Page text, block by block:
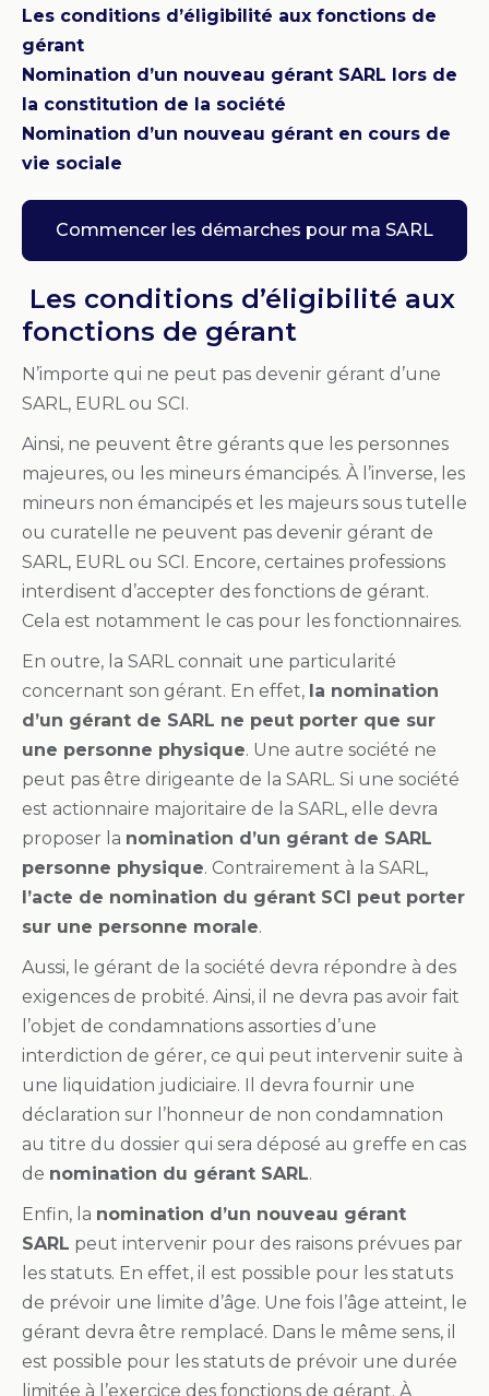
Les conditions d’éligibilité aux fonctions de
gérant
Nomination d’un nouveau gérant SARL lors de
la constitution de la société
Nomination d’un nouveau gérant en cours de
vie sociale
Commencer les démarches pour ma SARL
Les conditions d’éligibilité aux
fonctions de gérant
N’importe qui ne peut pas devenir gérant d’une
SARL, EURL ou SCI.
Ainsi, ne peuvent être gérants que les personnes
majeures, ou les mineurs émancipés. À l’inverse, les
mineurs non émancipés et les majeurs sous tutelle
ou curatelle ne peuvent pas devenir gérant de
SARL, EURL ou SCI. Encore, certaines professions
interdisent d’accepter des fonctions de gérant.
Cela est notamment le cas pour les fonctionnaires.
En outre, la SARL connait une particularité
concernant son gérant. En effet, la nomination
d’un gérant de SARL ne peut porter que sur
une personne physique. Une autre société ne
peut pas être dirigeante de la SARL. Si une société
est actionnaire majoritaire de la SARL, elle devra
proposer la nomination d’un gérant de SARL
personne physique. Contrairement à la SARL,
l’acte de nomination du gérant SCI peut porter
sur une personne morale.
Aussi, le gérant de la société devra répondre à des
exigences de probité. Ainsi, il ne devra pas avoir fait
l’objet de condamnations assorties d’une
interdiction de gérer, ce qui peut intervenir suite à
une liquidation judiciaire. Il devra fournir une
déclaration sur l’honneur de non condamnation
au titre du dossier qui sera déposé au greffe en cas
de nomination du gérant SARL.
Enfin, la nomination d’un nouveau gérant
SARL peut intervenir pour des raisons prévues par
les statuts. En effet, il est possible pour les statuts
de prévoir une limite d’âge. Une fois l’âge atteint, le
gérant devra être remplacé. Dans le même sens, il
est possible pour les statuts de prévoir une durée
limitée à l’exercice des fonctions de gérant. À